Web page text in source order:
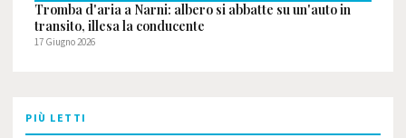
Tromba d'aria a Narni: albero si abbatte su un'auto in
transito, illesa la conducente
17 Giugno 2026
PIÙ LETTI